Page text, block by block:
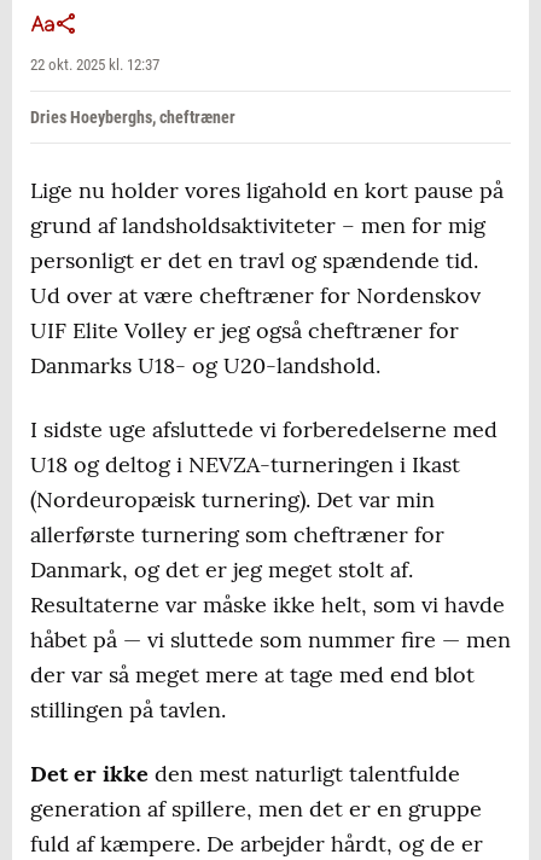
22 okt. 2025 kl. 12:37
Dries Hoeyberghs, cheftræner
Lige nu holder vores ligahold en kort pause på
grund af landsholdsaktiviteter – men for mig
personligt er det en travl og spændende tid.
Ud over at være cheftræner for Nordenskov
UIF Elite Volley er jeg også cheftræner for
Danmarks U18- og U20-landshold.
I sidste uge afsluttede vi forberedelserne med
U18 og deltog i NEVZA-turneringen i Ikast
(Nordeuropæisk turnering). Det var min
allerførste turnering som cheftræner for
Danmark, og det er jeg meget stolt af.
Resultaterne var måske ikke helt, som vi havde
håbet på — vi sluttede som nummer fire — men
der var så meget mere at tage med end blot
stillingen på tavlen.
Det er ikke den mest naturligt talentfulde
generation af spillere, men det er en gruppe
fuld af kæmpere. De arbejder hårdt, og de er